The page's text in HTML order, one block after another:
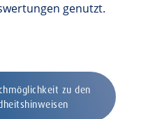
genutzt.
zu den